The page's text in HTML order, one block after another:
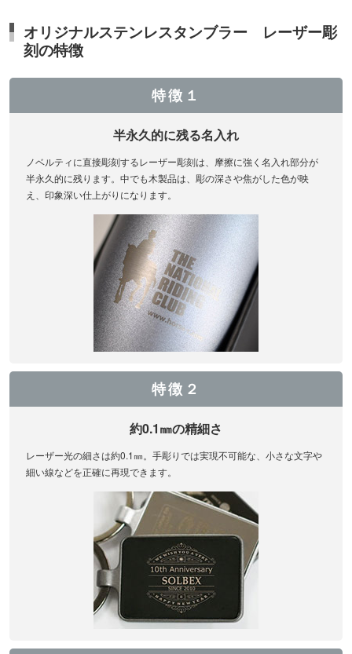
オリジナルステンレスタンブラー レーザー彫
刻の特徴
特徴１
半永久的に残る名入れ
ノベルティに直接彫刻するレーザー彫刻は、摩擦に強く名入れ部分が
半永久的に残ります。中でも木製品は、彫の深さや焦がした色が映
え、印象深い仕上がりになります。
特徴２
約0.1㎜の精細さ
レーザー光の細さは約0.1㎜。手彫りでは実現不可能な、小さな文字や
細い線などを正確に再現できます。